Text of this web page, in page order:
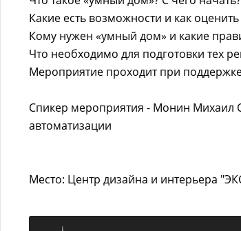
Какие есть возможности и как
Кому нужен «умный дом» и какие
Что необходимо для подготовки тех
Мероприятие проходит при
Спикер мероприятия - Монин Михаил
автоматизации
Место: Центр дизайна и интерьера